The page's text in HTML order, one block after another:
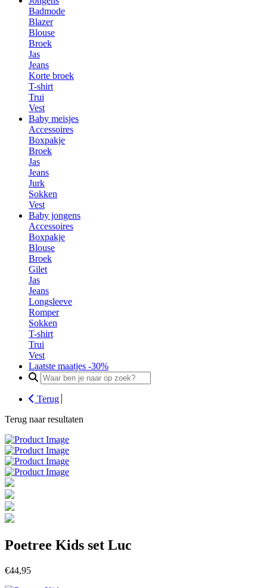
Badmode
Blazer
Blouse
Broek
Jas
Jeans
Korte broek
T-shirt
Trui
Vest
Baby meisjes
Accessoires
Boxpakje
Broek
Jas
Jeans
Jurk
Sokken
Vest
Baby jongens
Accessoires
Boxpakje
Blouse
Broek
Gilet
Jas
Jeans
Longsleeve
Romper
Sokken
T-shirt
Trui
Vest
Laatste maatjes -30%
Search
for:
Terug
Terug naar resultaten
Poetree Kids set Luc
€44,95